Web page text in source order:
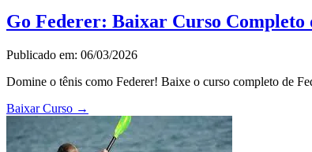
Go Federer: Baixar Curso Completo
Publicado em: 06/03/2026
Domine o tênis como Federer! Baixe o curso completo de
Baixar Curso →